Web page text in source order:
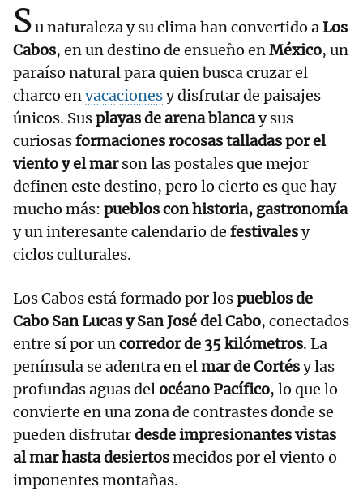
Su naturaleza y su clima han convertido aLos
Cabos, en un destino de ensueño enMéxico, un
paraíso natural para quien busca cruzar el
charco envacacionesy disfrutar de paisajes
únicos. Susplayas de arena blancay sus
curiosasformaciones rocosas talladas por el
viento y el marson las postales que mejor
definen este destino, pero lo cierto es que hay
mucho más: pueblos con historia, gastronomía
y un interesante calendario de festivalesy
ciclos culturales.
Los Cabos está formado por lospueblos de
Cabo San Lucas y San José del Cabo, conectados
entre sí por uncorredor de 35 kilómetros. La
península se adentra en elmar de Cortésy las
profundas aguas delocéano Pacífico, lo que lo
convierte en una zona de contrastes donde se
pueden disfrutardesde impresionantes vistas
al mar hasta desiertosmecidos por el viento o
imponentes montañas.